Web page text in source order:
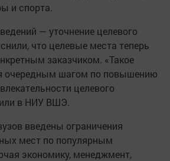
и спорта.
— уточнение целевого
что целевые места теперь
заказчиком. «Такое
очередным шагом по повышению
целевого
в НИУ ВШЭ.
введены ограничения
мест по популярным
экономику, менеджмент,